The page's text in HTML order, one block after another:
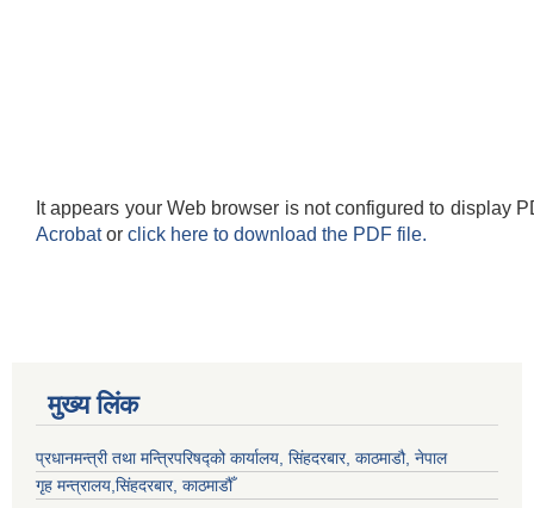
It appears your Web browser is not configured to display
Acrobator click here to download the PDF file.
मुख्य लिंक
प्रधानमन्त्री तथा मन्त्रिपरिषद्को कार्यालय, सिंहदरबार, काठमाडौ, नेपाल
गृह मन्त्रालय,सिंहदरबार, काठमाडौँ